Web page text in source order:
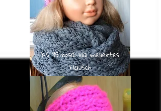
KS 95 rosa-lila meliertes
Flausch